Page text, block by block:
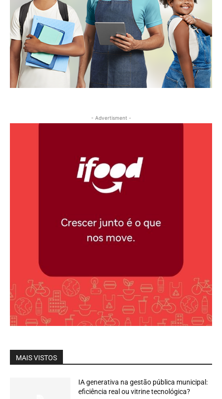
- Advertisment -
MAIS VISTOS
IA generativa na gestão pública municipal:
eficiência real ou vitrine tecnológica?